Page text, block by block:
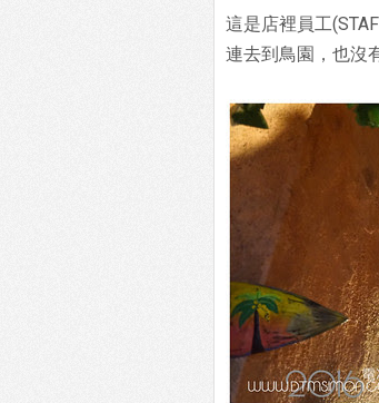
這是店裡員工
連去到鳥園，也沒